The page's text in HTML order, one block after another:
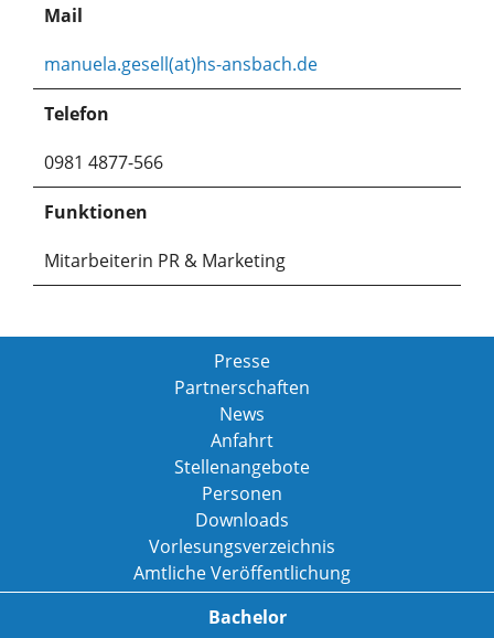
Mail
manuela.gesell(at)hs-ansbach.de
Telefon
0981 4877-566
Funktionen
Mitarbeiterin PR & Marketing
Presse
Partnerschaften
News
Anfahrt
Stellenangebote
Personen
Downloads
Vorlesungsverzeichnis
Amtliche Veröffentlichung
Bachelor